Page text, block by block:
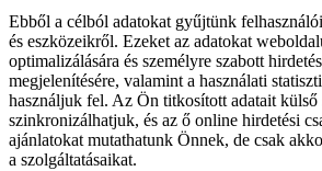
Ebből a célból adatokat gyűjtünk
és eszközeikről. Ezeket az adatokat
optimalizálására és személyre szabott
megjelenítésére, valamint a használati
használjuk fel. Az Ön titkosított adatait
szinkronizálhatjuk, és az ő online hirdetési
ajánlatokat mutathatunk Önnek, de csak
a szolgáltatásaikat.